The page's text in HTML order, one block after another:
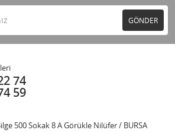
GÖNDER
74
59
500 Sokak 8 A Görükle Nilüfer / BURSA